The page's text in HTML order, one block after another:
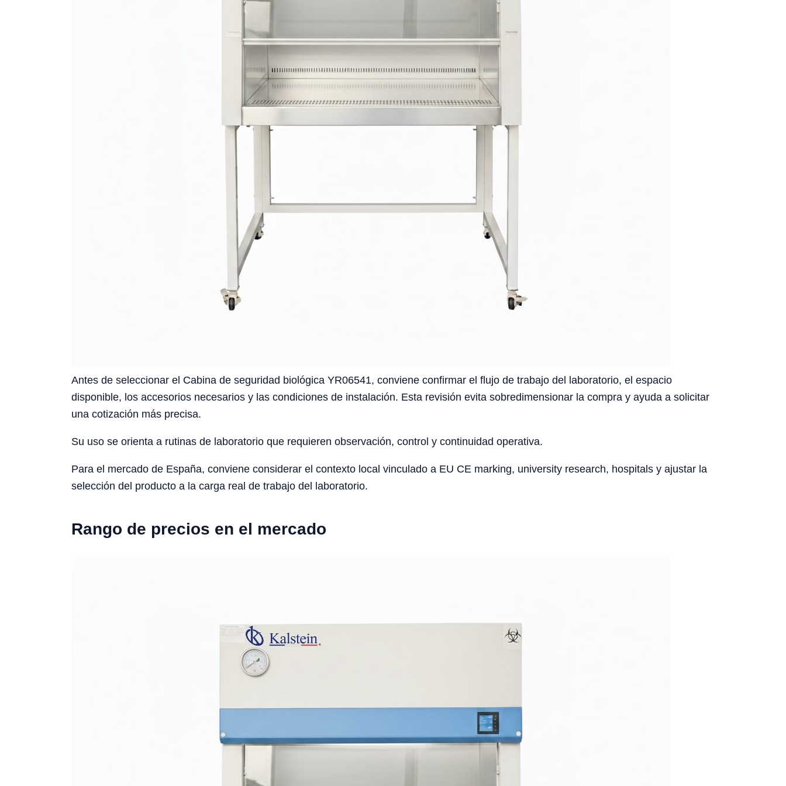
Antes de seleccionar el Cabina de seguridad biológica YR06541, conviene confirmar el flujo de trabajo del laboratorio, el espacio
disponible, los accesorios necesarios y las condiciones de instalación. Esta revisión evita sobredimensionar la compra y ayuda a solicitar
una cotización más precisa.
Su uso se orienta a rutinas de laboratorio que requieren observación, control y continuidad operativa.
Para el mercado de España, conviene considerar el contexto local vinculado a EU CE marking, university research, hospitals y ajustar la
selección del producto a la carga real de trabajo del laboratorio.
Rango de precios en el mercado